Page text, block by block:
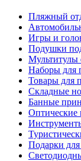
Пляжный
Игры и
Подушки
Мультитулы
Наборы для
Товары для
Складные
Банные
Оптические
Подарки для